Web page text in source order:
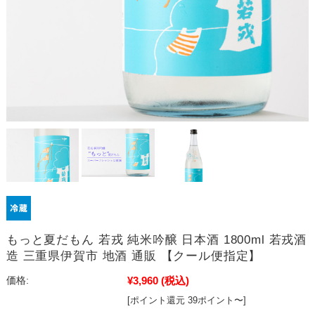
もっと夏だもん 若戎 純米吟醸 日本酒 1800ml 若戎酒
造 三重県伊賀市 地酒 通販 【クール便指定】
価格: ¥3,960 (税込)
[ポイント還元 39ポイント〜]